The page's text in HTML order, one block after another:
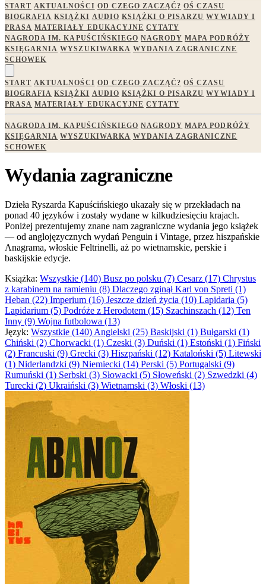
START AKTUALNOŚCI OD CZEGO ZACZĄĆ? OŚ CZASU
BIOGRAFIA KSIĄŻKI AUDIO KSIĄŻKI O PISARZU WYWIADY I
PRASA MATERIAŁY EDUKACYJNE CYTATY
NAGRODA IM. KAPUŚCIŃSKIEGO NAGRODY MAPA PODRÓŻY
KSIĘGARNIA WYSZUKIWARKA WYDANIA ZAGRANICZNE
SCHOWEK
START AKTUALNOŚCI OD CZEGO ZACZĄĆ? OŚ CZASU
BIOGRAFIA KSIĄŻKI AUDIO KSIĄŻKI O PISARZU WYWIADY I
PRASA MATERIAŁY EDUKACYJNE CYTATY
NAGRODA IM. KAPUŚCIŃSKIEGO NAGRODY MAPA PODRÓŻY
KSIĘGARNIA WYSZUKIWARKA WYDANIA ZAGRANICZNE
SCHOWEK
Wydania zagraniczne
Dzieła Ryszarda Kapuścińskiego ukazały się w przekładach na
ponad 40 języków i zostały wydane w kilkudziesięciu krajach.
Poniżej prezentujemy znane nam zagraniczne wydania jego książek
— od anglojęzycznych wydań Penguin i Vintage, przez hiszpańskie
Anagrama, włoskie Feltrinelli, aż po wietnamskie, perskie i
baskijskie edycje.
Książka: Wszystkie (140) Busz po polsku (7) Cesarz (17) Chrystus
z karabinem na ramieniu (8) Dlaczego zginął Karl von Spreti (1)
Heban (22) Imperium (16) Jeszcze dzień życia (10) Lapidaria (5)
Lapidarium (5) Podróże z Herodotem (15) Szachinszach (12) Ten
Inny (9) Wojna futbolowa (13)
Język: Wszystkie (140) Angielski (25) Baskijski (1) Bułgarski (1)
Chiński (2) Chorwacki (1) Czeski (3) Duński (1) Estoński (1) Fiński
(2) Francuski (9) Grecki (3) Hiszpański (12) Kataloński (5) Litewski
(1) Niderlandzki (9) Niemiecki (14) Perski (5) Portugalski (9)
Rumuński (1) Serbski (3) Słowacki (5) Słoweński (2) Szwedzki (4)
Turecki (2) Ukraiński (3) Wietnamski (3) Włoski (13)